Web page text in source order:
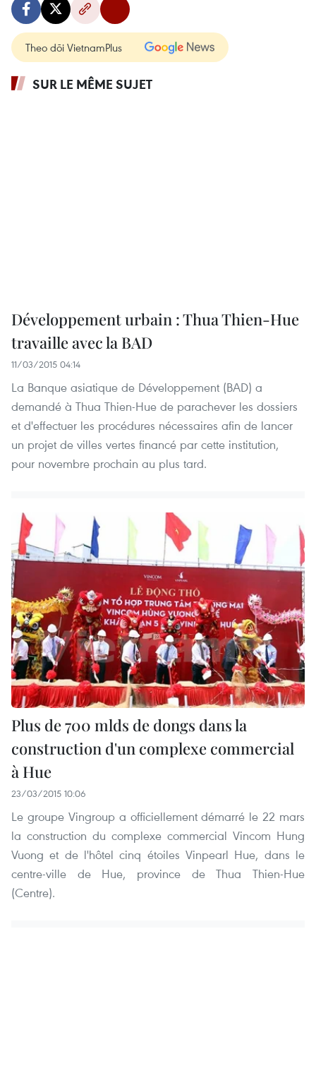
Theo dõi VietnamPlus
SUR LE MÊME SUJET
Développement urbain : Thua Thien-Hue
travaille avec la BAD
11/03/2015 04:14
La Banque asiatique de Développement (BAD) a
demandé à Thua Thien-Hue de parachever les dossiers
et d'effectuer les procédures nécessaires afin de lancer
un projet de villes vertes financé par cette institution,
pour novembre prochain au plus tard.
Plus de 700 mlds de dongs dans la
construction d'un complexe commercial
à Hue
23/03/2015 10:06
Le groupe Vingroup a officiellement démarré le 22 mars
la construction du complexe commercial Vincom Hung
Vuong et de l'hôtel cinq étoiles Vinpearl Hue, dans le
centre-ville de Hue, province de Thua Thien-Hue
(Centre).